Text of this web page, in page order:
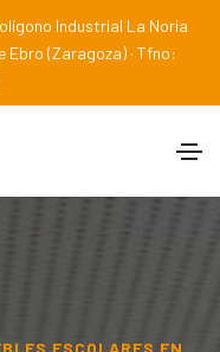
Industrial La Noria
Ebro (Zaragoza) · Tfno:
ESCOLARES EN